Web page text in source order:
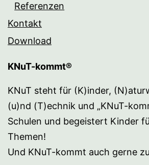
Referenzen
Kontakt
Download
KNuT-kommt®
KNuT steht für (K)inder,
(u)nd (T)echnik und „KNuT-
Schulen und begeistert Kinder
Themen!
Und KNuT-kommt auch gerne